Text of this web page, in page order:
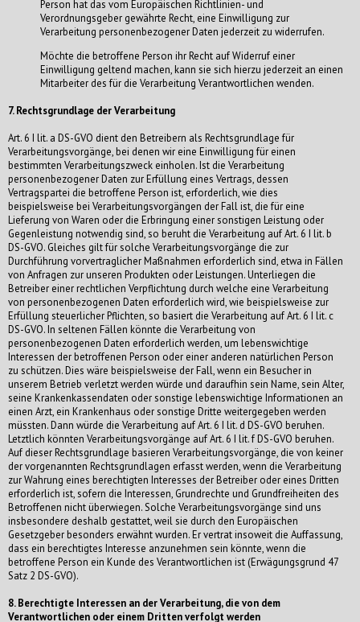
Person hat das vom Europäischen Richtlinien- und
Verordnungsgeber gewährte Recht, eine Einwilligung zur
Verarbeitung personenbezogener Daten jederzeit zu widerrufen.
Möchte die betroffene Person ihr Recht auf Widerruf einer
Einwilligung geltend machen, kann sie sich hierzu jederzeit an einen
Mitarbeiter des für die Verarbeitung Verantwortlichen wenden.
7. Rechtsgrundlage der Verarbeitung
Art. 6 I lit. a DS-GVO dient den Betreibern als Rechtsgrundlage für
Verarbeitungsvorgänge, bei denen wir eine Einwilligung für einen
bestimmten Verarbeitungszweck einholen. Ist die Verarbeitung
personenbezogener Daten zur Erfüllung eines Vertrags, dessen
Vertragspartei die betroffene Person ist, erforderlich, wie dies
beispielsweise bei Verarbeitungsvorgängen der Fall ist, die für eine
Lieferung von Waren oder die Erbringung einer sonstigen Leistung oder
Gegenleistung notwendig sind, so beruht die Verarbeitung auf Art. 6 I lit. b
DS-GVO. Gleiches gilt für solche Verarbeitungsvorgänge die zur
Durchführung vorvertraglicher Maßnahmen erforderlich sind, etwa in Fällen
von Anfragen zur unseren Produkten oder Leistungen. Unterliegen die
Betreiber einer rechtlichen Verpflichtung durch welche eine Verarbeitung
von personenbezogenen Daten erforderlich wird, wie beispielsweise zur
Erfüllung steuerlicher Pflichten, so basiert die Verarbeitung auf Art. 6 I lit. c
DS-GVO. In seltenen Fällen könnte die Verarbeitung von
personenbezogenen Daten erforderlich werden, um lebenswichtige
Interessen der betroffenen Person oder einer anderen natürlichen Person
zu schützen. Dies wäre beispielsweise der Fall, wenn ein Besucher in
unserem Betrieb verletzt werden würde und daraufhin sein Name, sein Alter,
seine Krankenkassendaten oder sonstige lebenswichtige Informationen an
einen Arzt, ein Krankenhaus oder sonstige Dritte weitergegeben werden
müssten. Dann würde die Verarbeitung auf Art. 6 I lit. d DS-GVO beruhen.
Letztlich könnten Verarbeitungsvorgänge auf Art. 6 I lit. f DS-GVO beruhen.
Auf dieser Rechtsgrundlage basieren Verarbeitungsvorgänge, die von keiner
der vorgenannten Rechtsgrundlagen erfasst werden, wenn die Verarbeitung
zur Wahrung eines berechtigten Interesses der Betreiber oder eines Dritten
erforderlich ist, sofern die Interessen, Grundrechte und Grundfreiheiten des
Betroffenen nicht überwiegen. Solche Verarbeitungsvorgänge sind uns
insbesondere deshalb gestattet, weil sie durch den Europäischen
Gesetzgeber besonders erwähnt wurden. Er vertrat insoweit die Auffassung,
dass ein berechtigtes Interesse anzunehmen sein könnte, wenn die
betroffene Person ein Kunde des Verantwortlichen ist (Erwägungsgrund 47
Satz 2 DS-GVO).
8. Berechtigte Interessen an der Verarbeitung, die von dem
Verantwortlichen oder einem Dritten verfolgt werden